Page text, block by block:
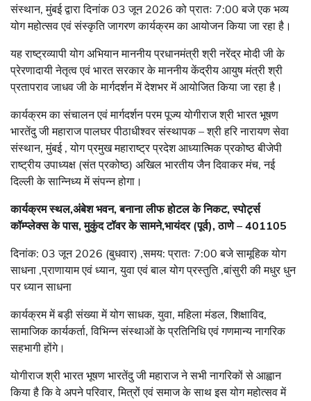
संस्थान, मुंबई द्वारा दिनांक 03 जून 2026 को प्रातः 7:00 बजे एक भव्य
योग महोत्सव एवं संस्कृति जागरण कार्यक्रम का आयोजन किया जा रहा है।
यह राष्ट्रव्यापी योग अभियान माननीय प्रधानमंत्री श्री नरेंद्र मोदी जी के
प्रेरणादायी नेतृत्व एवं भारत सरकार के माननीय केंद्रीय आयुष मंत्री श्री
प्रतापराव जाधव जी के मार्गदर्शन में देशभर में आयोजित किया जा रहा है।
कार्यक्रम का संचालन एवं मार्गदर्शन परम पूज्य योगीराज श्री भारत भूषण
भारतेंदु जी महाराज पालघर पीठाधीश्वर संस्थापक – श्री हरि नारायण सेवा
संस्थान, मुंबई , योग प्रमुख महाराष्ट्र प्रदेश आध्यात्मिक प्रकोष्ठ बीजेपी
राष्ट्रीय उपाध्यक्ष (संत प्रकोष्ठ) अखिल भारतीय जैन दिवाकर मंच, नई
दिल्ली के सान्निध्य में संपन्न होगा।
कार्यक्रम स्थल,अंबेश भवन, बनाना लीफ होटल के निकट, स्पोर्ट्स
कॉम्प्लेक्स के पास, मुकुंद टॉवर के सामने,भायंदर (पूर्व), ठाणे – 401105
दिनांक: 03 जून 2026 (बुधवार) ,समय: प्रातः 7:00 बजे सामूहिक योग
साधना ,प्राणायाम एवं ध्यान, युवा एवं बाल योग प्रस्तुति ,बांसुरी की मधुर धुन
पर ध्यान साधना
कार्यक्रम में बड़ी संख्या में योग साधक, युवा, महिला मंडल, शिक्षाविद,
सामाजिक कार्यकर्ता, विभिन्न संस्थाओं के प्रतिनिधि एवं गणमान्य नागरिक
सहभागी होंगे।
योगीराज श्री भारत भूषण भारतेंदु जी महाराज ने सभी नागरिकों से आह्वान
किया है कि वे अपने परिवार, मित्रों एवं समाज के साथ इस योग महोत्सव में